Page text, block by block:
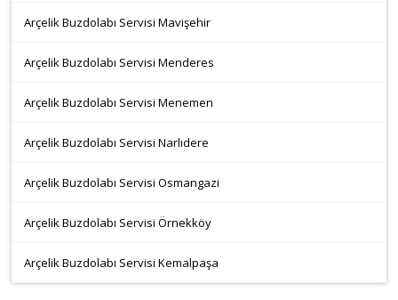
Arçelik Buzdolabı Servisi Mavişehir
Arçelik Buzdolabı Servisi Menderes
Arçelik Buzdolabı Servisi Menemen
Arçelik Buzdolabı Servisi Narlıdere
Arçelik Buzdolabı Servisi Osmangazi
Arçelik Buzdolabı Servisi Örnekköy
Arçelik Buzdolabı Servisi Kemalpaşa